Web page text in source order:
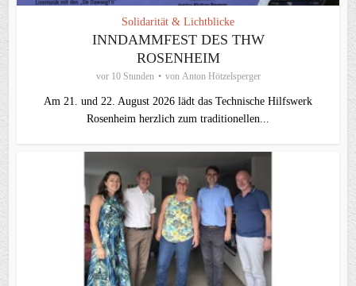
Solidarität & Lichtblicke
INNDAMMFEST DES THW
ROSENHEIM
vor 10 Stunden von Anton Hötzelsperger
Am 21. und 22. August 2026 lädt das Technische Hilfswerk
Rosenheim herzlich zum traditionellen...